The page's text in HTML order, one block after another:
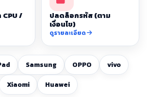
/
ปลดล็อกรหัส (ตาม
เงื่อนไข)
ดูรายละเอียด
Samsung OPPO vivo
Xiaomi Huawei